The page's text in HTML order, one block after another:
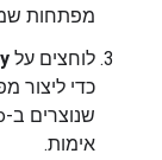
מפתחות
לוחצים על
כדי
אימות.